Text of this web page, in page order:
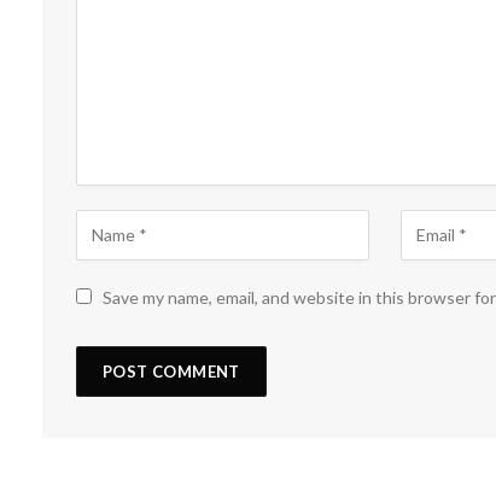
Save my name, email, and website in this browser